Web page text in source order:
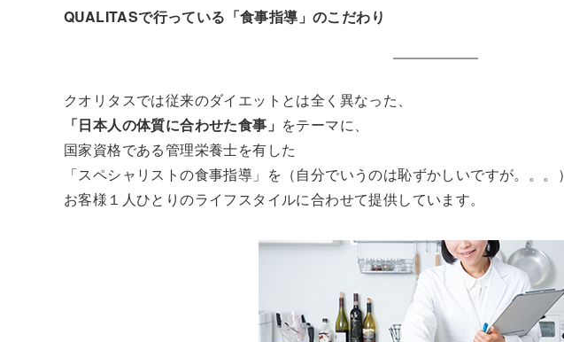
QUALITASで行っている「食事指導」のこだわり
クオリタスでは従来のダイエットとは全く異なった、
「日本人の体質に合わせた食事」 をテーマに、
国家資格である管理栄養士を有した
「スペシャリストの食事指導」を（自分でいうのは恥ずかしいですが。。。）
お客様１人ひとりのライフスタイルに合わせて提供しています。